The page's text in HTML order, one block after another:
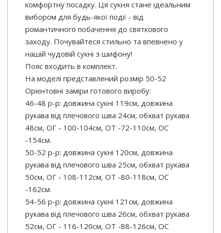
комфортну посадку. Ця сукня стане ідеальним
вибором для будь-якої події - від
романтичного побачення до святкового
заходу. Почувайтеся стильно та впевнено у
нашій чудовій сукні з шифону!
Пояс входить в комплект.
На моделі представлений розмір 50-52
Орієнтовні заміри готового виробу:
46-48 р-р: довжина сукні 119см, довжина
рукава від плечового шва 24см, обхват рукава
48см, ОГ - 100-104см, ОТ -72-110см, OC
-154см.
50-52 р-р: довжина сукні 120см, довжина
рукава від плечового шва 25см, обхват рукава
50см, ОГ - 108-112см, ОТ -80-118см, OC
-162см.
54-56 р-р: довжина сукні 121см, довжина
рукава від плечового шва 26см, обхват рукава
52см, ОГ - 116-120см, ОТ -88-126см, OC